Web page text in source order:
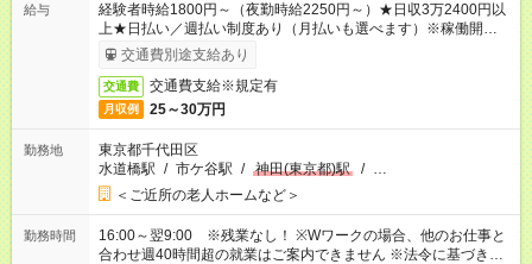
給与
経験者時給1800円～（夜勤時給2250円～）★日収3万2400円以
上★日払い／週払い制度あり（月払いも選べます）※稼働開始時
は手続き完了次第のお支払いとなります。
交通費別途支給あり
交通費 交通費支給※規定有
月収例 25～30万円
勤務地
東京都千代田区
水道橋駅 / 市ケ谷駅 / 神田(東京都)駅 / …
＜ご近所の老人ホームなど＞
勤務時間
16:00～翌9:00 ※残業なし！ ※Wワークの場合、他のお仕事と
合わせ週40時間超の就業はご案内できません ※法令に基づき、